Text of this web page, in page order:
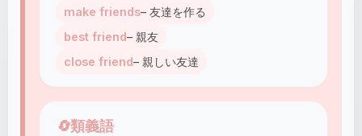
make friends– 友達を作る
best friend– 親友
close friend– 親しい友達
🔄類義語